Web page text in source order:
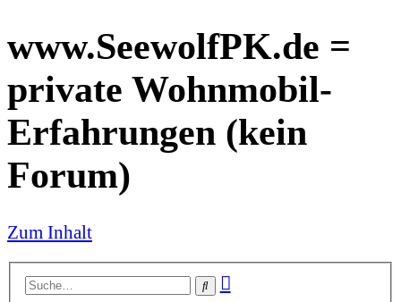
www.SeewolfPK.de =
private Wohnmobil-
Erfahrungen (kein
Forum)
Zum Inhalt
SucheErweiterte